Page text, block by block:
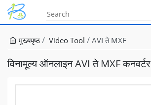
मुख्यपृष्ठ Video Tool AVI ते MXF
विनामूल्य ऑनलाइन AVI ते MXF कनवर्टर